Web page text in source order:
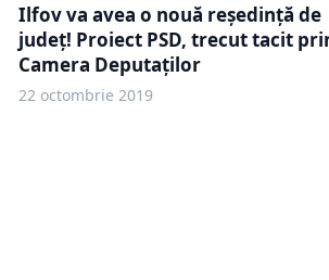
Ilfov va avea o nouă reședință de
județ! Proiect PSD, trecut tacit
Camera Deputaților
22 octombrie 2019